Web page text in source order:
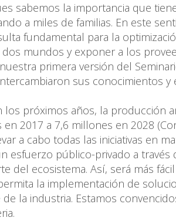
sabemos la importancia que
a miles de familias. En este
fundamental para la
mundos y exponer a los
primera versión del
sus conocimientos y
próximos años, la producción
2017 a 7,6 millones en 2028
a cabo todas las iniciativas en
esfuerzo público-privado a través
del ecosistema. Así, será más
la implementación de
la industria. Estamos